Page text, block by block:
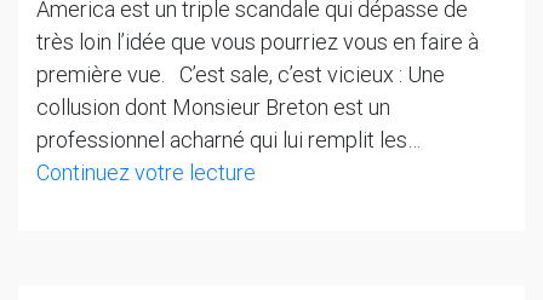
America est un triple scandale qui dépasse de
très loin l’idée que vous pourriez vous en faire à
première vue. C’est sale, c’est vicieux : Une
collusion dont Monsieur Breton est un
professionnel acharné qui lui remplit les…
Continuez votre lecture